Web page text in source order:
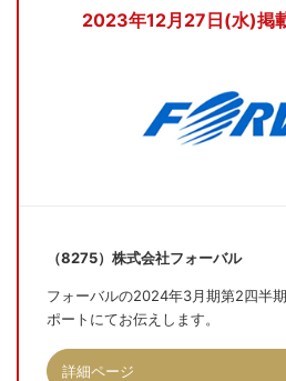
2023年12月27日(水)掲
（8275）株式会社フォーバル
フォーバルの2024年3月期第2四半
ポートにてお伝えします。
詳細ページ